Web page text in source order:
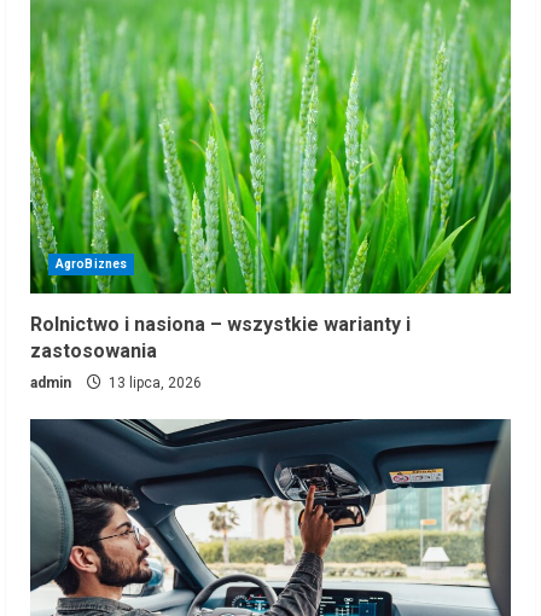
AgroBiznes
Rolnictwo i nasiona – wszystkie warianty i
zastosowania
admin 13 lipca, 2026